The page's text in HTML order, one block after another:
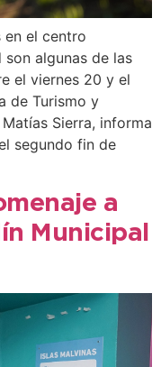
en el centro
algunas de las
el viernes 20 y el
de Turismo y
Sierra, informa
segundo fin de
a
Municipal